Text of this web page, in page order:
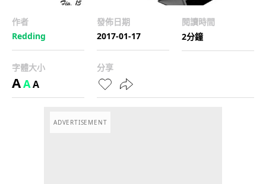
作者
Redding
發佈日期
2017-01-17
閱讀時間
2分鐘
字體大小
AAA
分享
ADVERTISEMENT